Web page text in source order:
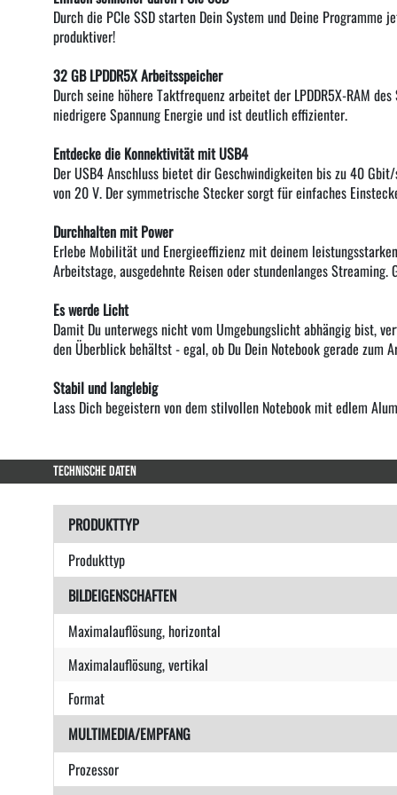
Durch die PCIe SSD starten Dein System und Deine
produktiver!
32 GB LPDDR5X Arbeitsspeicher
Durch seine höhere Taktfrequenz arbeitet der LPDDR5X-RAM
niedrigere Spannung Energie und ist deutlich effizienter.
Entdecke die Konnektivität mit USB4
Der USB4 Anschluss bietet dir Geschwindigkeiten bis zu 40
von 20 V. Der symmetrische Stecker sorgt für einfaches
Durchhalten mit Power
Erlebe Mobilität und Energieeffizienz mit deinem
Arbeitstage, ausgedehnte Reisen oder stundenlanges
Es werde Licht
Damit Du unterwegs nicht vom Umgebungslicht abhängig bist,
den Überblick behältst - egal, ob Du Dein Notebook gerade zum
Stabil und langlebig
Lass Dich begeistern von dem stilvollen Notebook mit edlem
TECHNISCHE DATEN
PRODUKTTYP
Produkttyp
BILDEIGENSCHAFTEN
Maximalauflösung, horizontal
Maximalauflösung, vertikal
Format
MULTIMEDIA/EMPFANG
Prozessor